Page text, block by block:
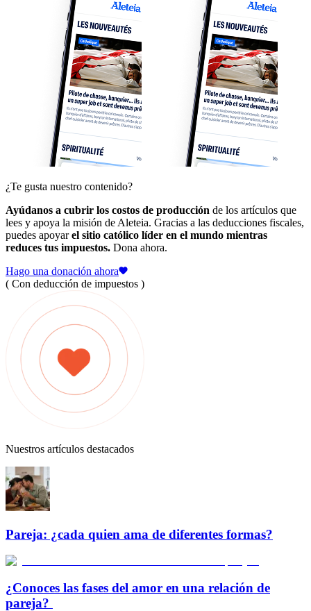
¿Te gusta nuestro contenido?
Ayúdanos a cubrir los costos de producción de los artículos que
lees y apoya la misión de Aleteia. Gracias a las deducciones fiscales,
puedes apoyarel sitio católico líder en el mundo mientras
reduces tus impuestos. Dona ahora.
Hago una donación ahora
( Con deducción de impuestos )
Nuestros artículos destacados
Pareja: ¿cada quien ama de diferentes formas?
¿Conoces las fases del amor en una relación de
pareja?